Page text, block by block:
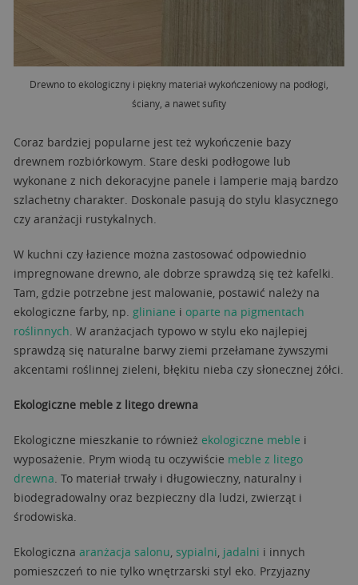
Drewno to ekologiczny i piękny materiał wykończeniowy na podłogi,
ściany, a nawet sufity
Coraz bardziej popularne jest też wykończenie bazy
drewnem rozbiórkowym. Stare deski podłogowe lub
wykonane z nich dekoracyjne panele i lamperie mają bardzo
szlachetny charakter. Doskonale pasują do stylu klasycznego
czy aranżacji rustykalnych.
W kuchni czy łazience można zastosować odpowiednio
impregnowane drewno, ale dobrze sprawdzą się też kafelki.
Tam, gdzie potrzebne jest malowanie, postawić należy na
ekologiczne farby, np. gliniane i oparte na pigmentach
roślinnych . W aranżacjach typowo w stylu eko najlepiej
sprawdzą się naturalne barwy ziemi przełamane żywszymi
akcentami roślinnej zieleni, błękitu nieba czy słonecznej żółci.
Ekologiczne meble z litego drewna
Ekologiczne mieszkanie to również ekologiczne meble i
wyposażenie. Prym wiodą tu oczywiście meble z litego
drewna . To materiał trwały i długowieczny, naturalny i
biodegradowalny oraz bezpieczny dla ludzi, zwierząt i
środowiska.
Ekologiczna aranżacja salonu sypialni jadalni i innych
pomieszczeń to nie tylko wnętrzarski styl eko. Przyjazny